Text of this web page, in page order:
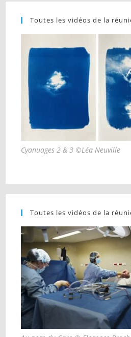
Toutes les vidéos de la
Cyanuages 2 & 3 ©Léa Neuville
Toutes les vidéos de la